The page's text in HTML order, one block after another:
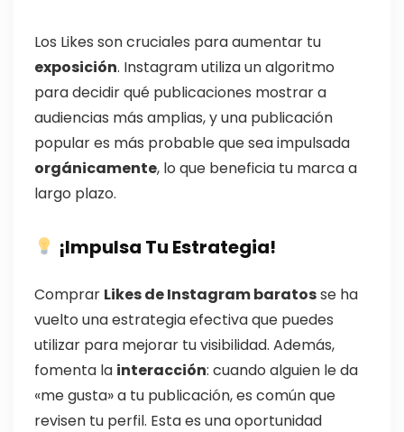
Los Likes son cruciales para aumentar tu
exposición. Instagram utiliza un algoritmo
para decidir qué publicaciones mostrar a
audiencias más amplias, y una publicación
popular es más probable que sea impulsada
orgánicamente, lo que beneficia tu marca a
largo plazo.
¡Impulsa Tu Estrategia!
Comprar Likes de Instagram baratosse ha
vuelto una estrategia efectiva que puedes
utilizar para mejorar tu visibilidad. Además,
fomenta la interacción: cuando alguien le da
«me gusta» a tu publicación, es común que
revisen tu perfil. Esta es una oportunidad